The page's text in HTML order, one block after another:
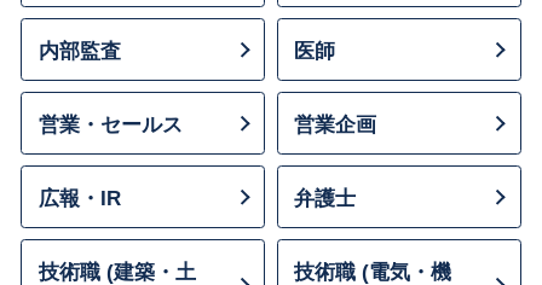
内部監査 医師
営業・セールス 営業企画
広報・IR 弁護士
技術職 (建築・土
技術職 (電気・機